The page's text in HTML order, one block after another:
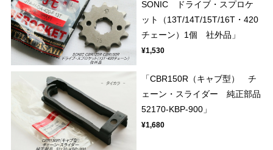
SONIC ドライブ・スプロケ
ット（13T/14T/15T/16T・420
チェーン）1個 社外品」
¥1,530
「CBR150R（キャブ型） チ
ェーン・スライダー 純正部品
52170-KBP-900」
¥1,680